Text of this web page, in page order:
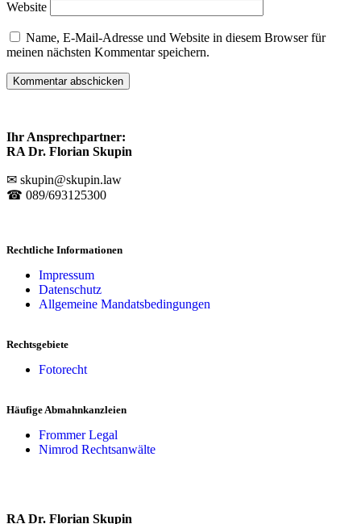
Website
Name, E-Mail-Adresse und Website in diesem Browser für
meinen nächsten Kommentar speichern.
Ihr Ansprechpartner:
RA Dr. Florian Skupin
✉ skupin@skupin.law
☎ 089/693125300
Rechtliche Informationen
Impressum
Datenschutz
Allgemeine Mandatsbedingungen
Rechtsgebiete
Fotorecht
Häufige Abmahnkanzleien
Frommer Legal
Nimrod Rechtsanwälte
RA Dr. Florian Skupin